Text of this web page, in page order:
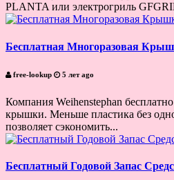
PLANTA или электрогриль
Бесплатная Многоразовая
free-lookup 5 лет ago
Компания Weihenstephan
крышки. Меньше пластика без
позволяет сэкономить...
Бесплатный Годовой Запас